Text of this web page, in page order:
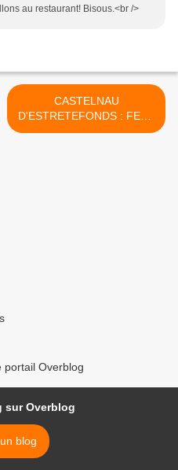
au restaurant! Bisous.<br />
CASTELNAU
D'ESTRETEFONDS : FETE
LOCALE >
portail Overblog
sur Overblog
blog